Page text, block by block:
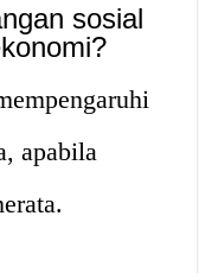
sosial
apabila